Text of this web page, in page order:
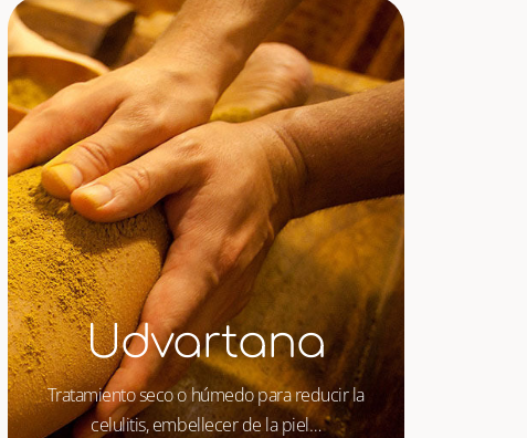
Udvartana
Tratamiento seco o húmedo para reducir la
celulitis, embellecer de la piel…